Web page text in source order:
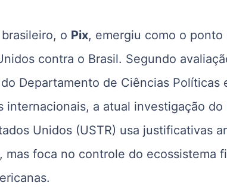
o Pix, emergiu como o
contra o Brasil. Segundo
Departamento de Ciências Políticas
internacionais, a atual investigação do
Unidos (USTR) usa justificativas
foca no controle do ecossistema